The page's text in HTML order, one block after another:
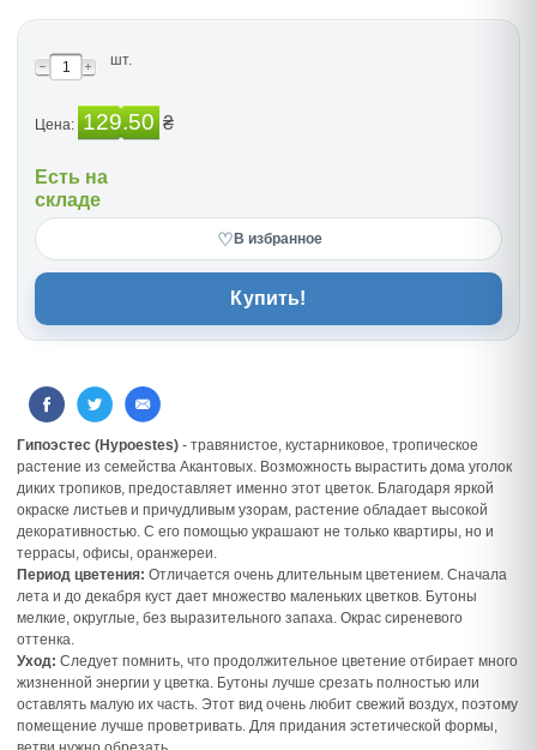
шт.
Цена: 129.50 ₴
Есть на
складе
♡ В избранное
Купить!
Гипоэстес (Hypoestes) - травянистое, кустарниковое, тропическое
растение из семейства Акантовых. Возможность вырастить дома уголок
диких тропиков, предоставляет именно этот цветок. Благодаря яркой
окраске листьев и причудливым узорам, растение обладает высокой
декоративностью. С его помощью украшают не только квартиры, но и
террасы, офисы, оранжереи.
Период цветения: Отличается очень длительным цветением. Сначала
лета и до декабря куст дает множество маленьких цветков. Бутоны
мелкие, округлые, без выразительного запаха. Окрас сиреневого
оттенка.
Уход: Следует помнить, что продолжительное цветение отбирает много
жизненной энергии у цветка. Бутоны лучше срезать полностью или
оставлять малую их часть. Этот вид очень любит свежий воздух, поэтому
помещение лучше проветривать. Для придания эстетической формы,